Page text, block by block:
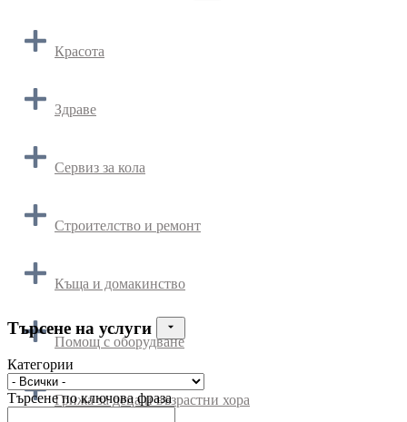
Красота
Здраве
Сервиз за кола
Строителство и ремонт
Къща и домакинство
Помощ с оборудване
Грижа за деца и възрастни хора
Търсене на услуги
Категории
Търсене по ключова фраза